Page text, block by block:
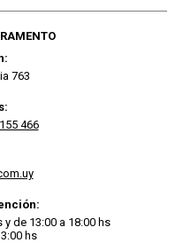
763
466
y de 13:00 a 18:00 hs
hs